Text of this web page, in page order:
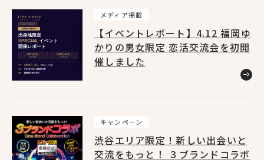
池袋東口店 1
渋谷店
銀座コリドー街店
メディア掲載
【イベントレポート】4.12 福岡ゆ
かりの男女限定 恋活交流会を初開
催しました
キャンペーン
渋谷エリア限定！新しい出会いと
交流をもっと！ ３ブランドコラボ